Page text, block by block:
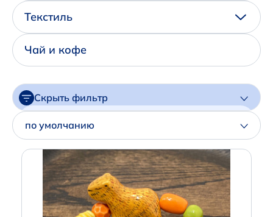
Написать нам в Телеграм
+7 (925) 294-91-85
,
+7 (926) 702-09-76
Текстиль
Чай и кофе
Скрыть фильтр
Артикул
Производитель
по умолчанию